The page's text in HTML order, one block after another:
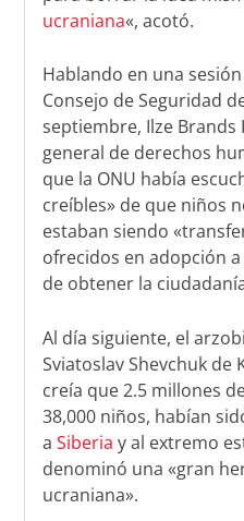
ucraniana«, acotó.
Hablando en una
Consejo de Seguridad
septiembre, Ilze
general de derechos
que la ONU había
creíbles» de que niños
estaban siendo
ofrecidos en adopción
de obtener la
Al día siguiente, el
Sviatoslav Shevchuk de
creía que 2.5 millones
38,000 niños, habían
aSiberia y al extremo
denominó una «gran
ucraniana».